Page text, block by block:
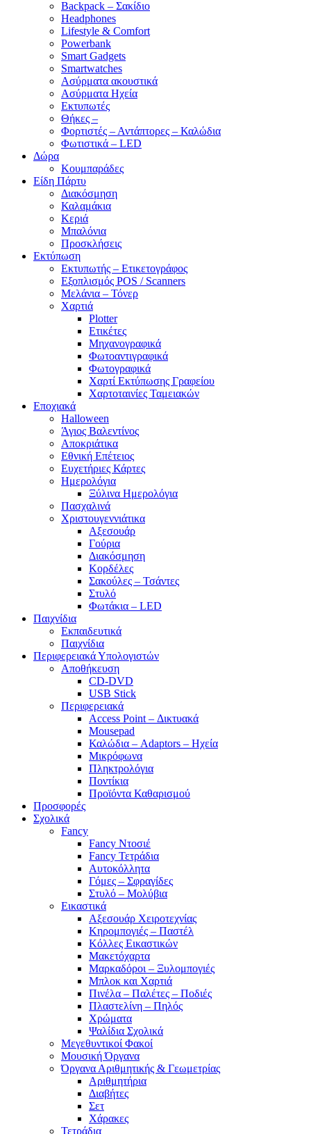
Backpack – Σακίδιο
Headphones
Lifestyle & Comfort
Powerbank
Smart Gadgets
Smartwatches
Ασύρματα ακουστικά
Ασύρματα Ηχεία
Εκτυπωτές
Θήκες –
Φορτιστές – Αντάπτορες – Καλώδια
Φωτιστικά – LED
Δώρα
Κουμπαράδες
Είδη Πάρτυ
Διακόσμηση
Καλαμάκια
Κεριά
Μπαλόνια
Προσκλήσεις
Εκτύπωση
Εκτυπωτής – Ετικετογράφος
Εξοπλισμός POS / Scanners
Μελάνια – Τόνερ
Χαρτιά
Plotter
Ετικέτες
Μηχανογραφικά
Φωτοαντιγραφικά
Φωτογραφικά
Χαρτί Εκτύπωσης Γραφείου
Χαρτοταινίες Ταμειακών
Εποχιακά
Halloween
Άγιος Βαλεντίνος
Αποκριάτικα
Εθνική Επέτειος
Ευχετήριες Κάρτες
Ημερολόγια
Ξύλινα Ημερολόγια
Πασχαλινά
Χριστουγεννιάτικα
Αξεσουάρ
Γούρια
Διακόσμηση
Κορδέλες
Σακούλες – Τσάντες
Στυλό
Φωτάκια – LED
Παιχνίδια
Εκπαιδευτικά
Παιχνίδια
Περιφερειακά Υπολογιστών
Αποθήκευση
CD-DVD
USB Stick
Περιφερειακά
Access Point – Δικτυακά
Mousepad
Καλώδια – Adaptors – Ηχεία
Μικρόφωνα
Πληκτρολόγια
Ποντίκια
Προϊόντα Καθαρισμού
Προσφορές
Σχολικά
Fancy
Fancy Ντοσιέ
Fancy Τετράδια
Αυτοκόλλητα
Γόμες – Σφραγίδες
Στυλό – Μολύβια
Εικαστικά
Αξεσουάρ Χειροτεχνίας
Κηρομπογιές – Παστέλ
Κόλλες Εικαστικών
Μακετόχαρτα
Μαρκαδόροι – Ξυλομπογιές
Μπλοκ και Χαρτιά
Πινέλα – Παλέτες – Ποδιές
Πλαστελίνη – Πηλός
Χρώματα
Ψαλίδια Σχολικά
Μεγεθυντικοί Φακοί
Μουσική Όργανα
Όργανα Αριθμητικής & Γεωμετρίας
Αριθμητήρια
Διαβήτες
Σετ
Χάρακες
Τετράδια